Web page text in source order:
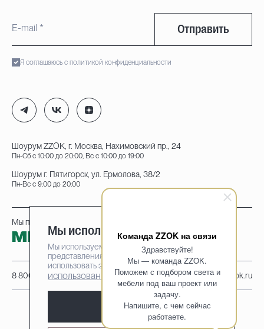
Команда ZZOK на связи
Здравствуйте!
Мы — команда ZZOK.
Поможем с подбором света и
мебели под ваш проект или
задачу.
Напишите, с чем сейчас
работаете.
Отправить
Я соглашаюсь с политикой конфиденциальности
Шоурум ZZOK, г. Москва, Нахимовский пр., 24
Пн-Сб с 10:00 до 20:00, Вс с 10:00 до 19:00
Шоурум г. Пятигорск, ул. Ермолова, 38/2
Пн-Вс с 9:00 до 20:00
8 800 222-95-25 info@zzok.ru
Мы принимаем к оплате:
Мы используем cookie-файлы
Мы используем cookie-файлы для наилучшего
представления нашего сайта. Продолжая
использовать этот сайт, вы соглашаетесь на
использование cookie-файлов
Принять